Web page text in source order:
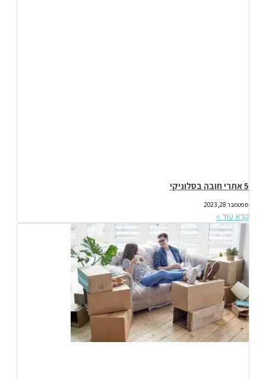
5 אתרי חובה בסלוניקי
ספטמבר 28, 2023
קרא עוד »